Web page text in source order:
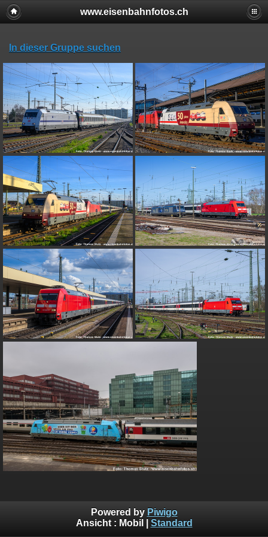
www.eisenbahnfotos.ch
In dieser Gruppe suchen
Powered by Piwigo
Ansicht : Mobil Standard